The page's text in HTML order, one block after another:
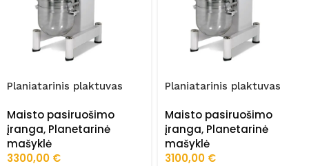
Planiatarinis plaktuvas
Maisto pasiruošimo
įranga, Planetarinė
mašyklė
3300,00 €
Planiatarinis plaktuvas
Maisto pasiruošimo
įranga, Planetarinė
mašyklė
3100,00 €